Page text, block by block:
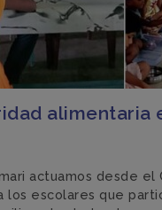
alimentaria
actuamos desde
los escolares que